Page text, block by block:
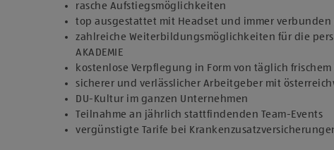
rasche Aufstiegsmöglichkeiten
top ausgestattet mit Headset und immer verbunden
zahlreiche Weiterbildungsmöglichkeiten für die
AKADEMIE
kostenlose Verpflegung in Form von täglich frischem
sicherer und verlässlicher Arbeitgeber mit
DU-Kultur im ganzen Unternehmen
Teilnahme an jährlich stattfindenden Team-Events
vergünstigte Tarife bei